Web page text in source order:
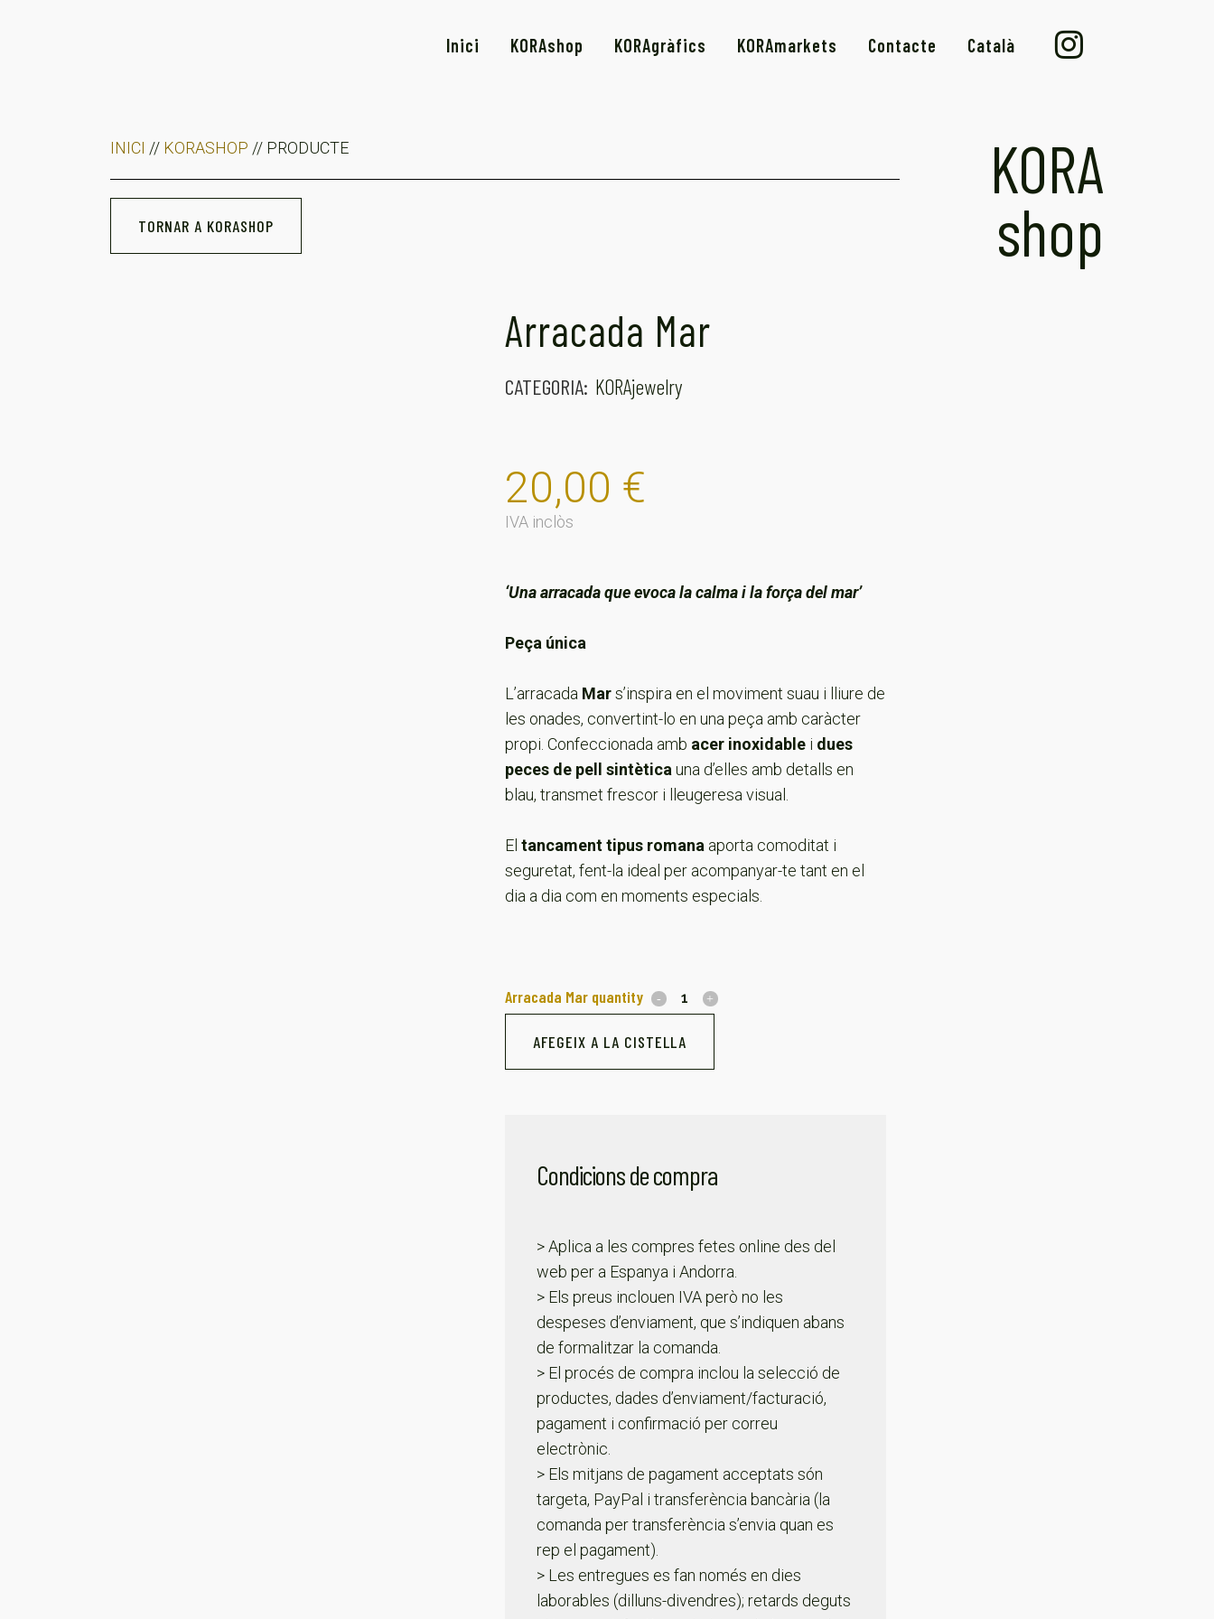
Inici KORAshop KORAgràfics KORAmarkets Contacte Català
INICI // KORASHOP // PRODUCTE
TORNAR A KORASHOP
KORA
shop
Arracada Mar
CATEGORIA: KORAjewelry
20,00 €
IVA inclòs
‘Una arracada que evoca la calma i la força del mar’
Peça única
L’arracada Mars’inspira en el moviment suau i lliure de
les onades, convertint-lo en una peça amb caràcter
propi. Confeccionada amb acer inoxidablei dues
peces de pell sintètica una d’elles amb detalls en
blau, transmet frescor i lleugeresa visual.
El tancament tipus romana aporta comoditat i
seguretat, fent-la ideal per acompanyar-te tant en el
dia a dia com en moments especials.
Arracada Mar quantity
AFEGEIX A LA CISTELLA
Condicions de compra
> Aplica a les compres fetes online des del
web per a Espanya i Andorra.
> Els preus inclouen IVA però no les
despeses d’enviament, que s’indiquen abans
de formalitzar la comanda.
> El procés de compra inclou la selecció de
productes, dades d’enviament/facturació,
pagament i confirmació per correu
electrònic.
> Els mitjans de pagament acceptats són
targeta, PayPal i transferència bancària (la
comanda per transferència s’envia quan es
rep el pagament).
> Les entregues es fan només en dies
laborables (dilluns-divendres); retards deguts